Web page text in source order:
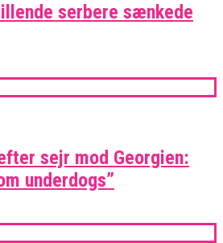
serbere sænkede
sejr mod Georgien:
underdogs”